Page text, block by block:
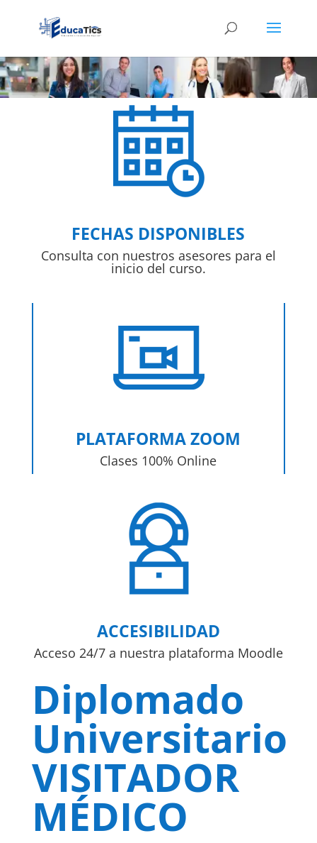
FECHAS DISPONIBLES
Consulta con nuestros asesores para el
inicio del curso.
PLATAFORMA ZOOM
Clases 100% Online
ACCESIBILIDAD
Acceso 24/7 a nuestra plataforma Moodle
Diplomado
Universitario
VISITADOR
MÉDICO